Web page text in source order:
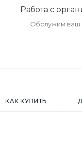
Работа с
Обслужим ваш
КАК КУПИТЬ